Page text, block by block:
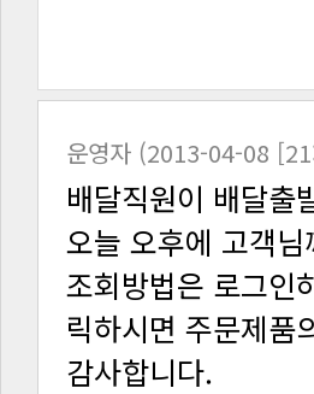
운영자 (2013-04-08
배달직원이 배달출
오늘 오후에 고객
릭하시면 주문제품
감사합니다.